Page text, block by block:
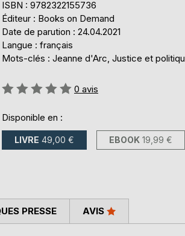
ISBN : 9782322155736
Éditeur : Books on Demand
Date de parution : 24.04.2021
Langue : français
Mots-clés : Jeanne d'Arc, Justice et
Évaluation:
0 avis
Disponible en :
LIVRE 49,00 € EBOOK 19,99 €
PRESSE AVIS